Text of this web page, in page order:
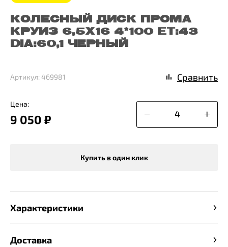
КОЛЕСНЫЙ ДИСК ПРОМА
КРУИЗ 6,5X16 4*100 ET:43
DIA:60,1 ЧЕРНЫЙ
Цена:
9 050 ₽
Купить в один клик
Артикул: 469981 Сравнить
Характеристики
Доставка